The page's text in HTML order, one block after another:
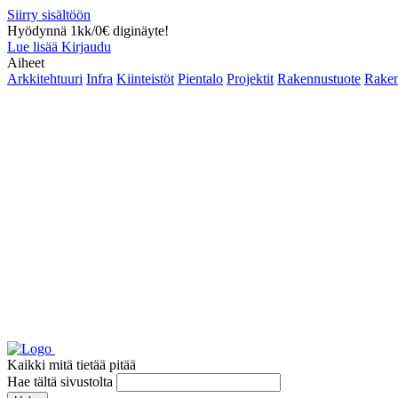
Siirry sisältöön
Hyödynnä 1kk/0€ diginäyte!
Lue lisää Kirjaudu
Aiheet
Arkkitehtuuri Infra Kiinteistöt Pientalo Projektit Rakennustuote
Kaikki mitä tietää pitää
Hae tältä sivustolta